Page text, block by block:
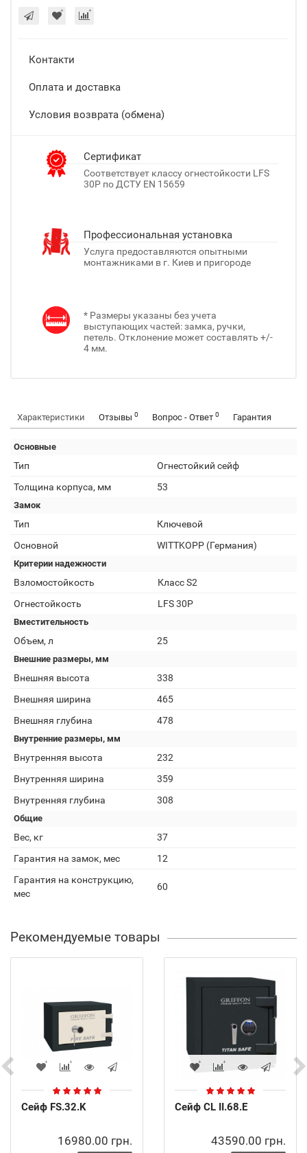
Контакти
Оплата и доставка
Условия возврата (обмена)
Сертификат
Cоответствует классу огнестойкости LFS
30P по ДСТУ EN 15659
Профессиональная установка
Услуга предоставляются опытными
монтажниками в г. Киев и пригороде
* Размеры указаны без учета
выступающих частей: замка, ручки,
петель. Отклонение может составлять +/-
4 мм.
Характеристики Отзывы 0 Вопрос - Ответ 0 Гарантия
Основные
Тип
Огнестойкий сейф
Толщина корпуса, мм
53
Замок
Тип
Ключевой
Основной
WITTKOPP (Германия)
Критерии надежности
Взломостойкость
Класс S2
Огнестойкость
LFS 30P
Вместительность
Объем, л 25
Внешние размеры, мм
Внешняя высота
338
Внешняя ширина
465
Внешняя глубина
478
Внутренние размеры, мм
Внутренняя высота
232
Внутренняя ширина
359
Внутренняя глубина
308
Общие
Вес, кг
37
Гарантия на замок, мес
12
Гарантия на конструкцию,
мес
60
Рекомендуемые товары
Сейф FS.32.K
16980.00 грн.
Сейф CL II.68.E
43590.00 грн.